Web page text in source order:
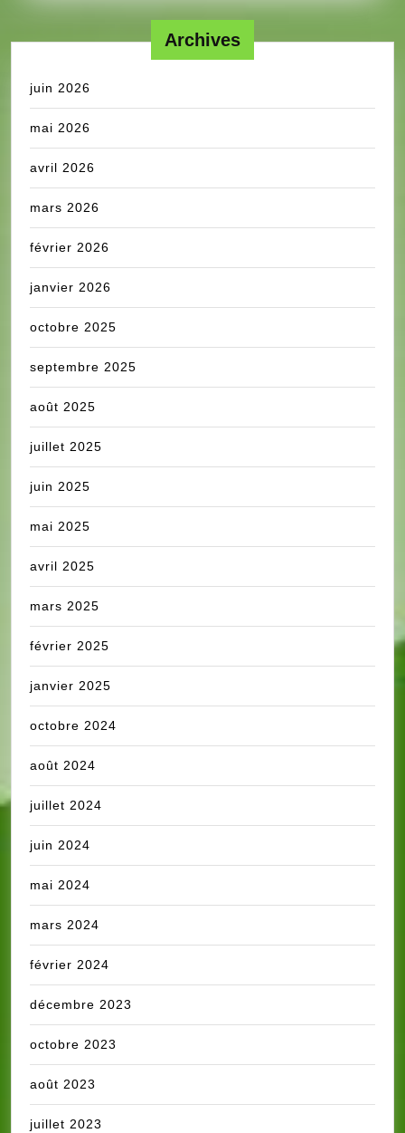
Archives
juin 2026
mai 2026
avril 2026
mars 2026
février 2026
janvier 2026
octobre 2025
septembre 2025
août 2025
juillet 2025
juin 2025
mai 2025
avril 2025
mars 2025
février 2025
janvier 2025
octobre 2024
août 2024
juillet 2024
juin 2024
mai 2024
mars 2024
février 2024
décembre 2023
octobre 2023
août 2023
juillet 2023